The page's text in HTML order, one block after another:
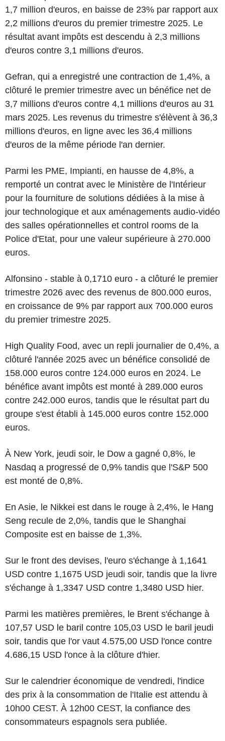
1,7 million d'euros, en baisse de 23% par rapport aux
2,2 millions d'euros du premier trimestre 2025. Le
résultat avant impôts est descendu à 2,3 millions
d'euros contre 3,1 millions d'euros.
Gefran, qui a enregistré une contraction de 1,4%, a
clôturé le premier trimestre avec un bénéfice net de
3,7 millions d'euros contre 4,1 millions d'euros au 31
mars 2025. Les revenus du trimestre s'élèvent à 36,3
millions d'euros, en ligne avec les 36,4 millions
d'euros de la même période l'an dernier.
Parmi les PME, Impianti, en hausse de 4,8%, a
remporté un contrat avec le Ministère de l'Intérieur
pour la fourniture de solutions dédiées à la mise à
jour technologique et aux aménagements audio-vidéo
des salles opérationnelles et control rooms de la
Police d'Etat, pour une valeur supérieure à 270.000
euros.
Alfonsino - stable à 0,1710 euro - a clôturé le premier
trimestre 2026 avec des revenus de 800.000 euros,
en croissance de 9% par rapport aux 700.000 euros
du premier trimestre 2025.
High Quality Food, avec un repli journalier de 0,4%, a
clôturé l'année 2025 avec un bénéfice consolidé de
158.000 euros contre 124.000 euros en 2024. Le
bénéfice avant impôts est monté à 289.000 euros
contre 242.000 euros, tandis que le résultat part du
groupe s'est établi à 145.000 euros contre 152.000
euros.
À New York, jeudi soir, le Dow a gagné 0,8%, le
Nasdaq a progressé de 0,9% tandis que l'S&P 500
est monté de 0,8%.
En Asie, le Nikkei est dans le rouge à 2,4%, le Hang
Seng recule de 2,0%, tandis que le Shanghai
Composite est en baisse de 1,3%.
Sur le front des devises, l'euro s'échange à 1,1641
USD contre 1,1675 USD jeudi soir, tandis que la livre
s'échange à 1,3347 USD contre 1,3480 USD hier.
Parmi les matières premières, le Brent s'échange à
107,57 USD le baril contre 105,03 USD le baril jeudi
soir, tandis que l'or vaut 4.575,00 USD l'once contre
4.686,15 USD l'once à la clôture d'hier.
Sur le calendrier économique de vendredi, l'indice
des prix à la consommation de l'Italie est attendu à
10h00 CEST. À 12h00 CEST, la confiance des
consommateurs espagnols sera publiée.